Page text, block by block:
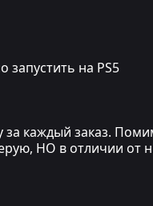
запустить на PS5
за каждый заказ.
НО в отличии от